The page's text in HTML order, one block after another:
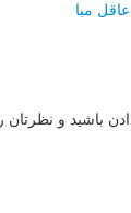
مبا
باشید و